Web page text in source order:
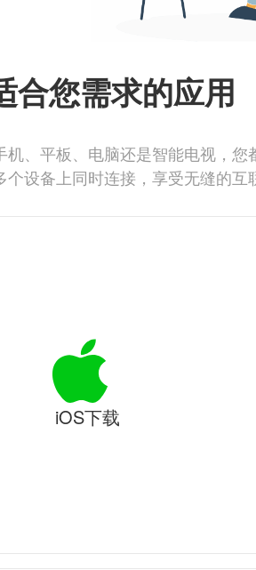
合您需求的应用
、平板、电脑还是智能电视，您
设备上同时连接，享受无缝的互
iOS下载